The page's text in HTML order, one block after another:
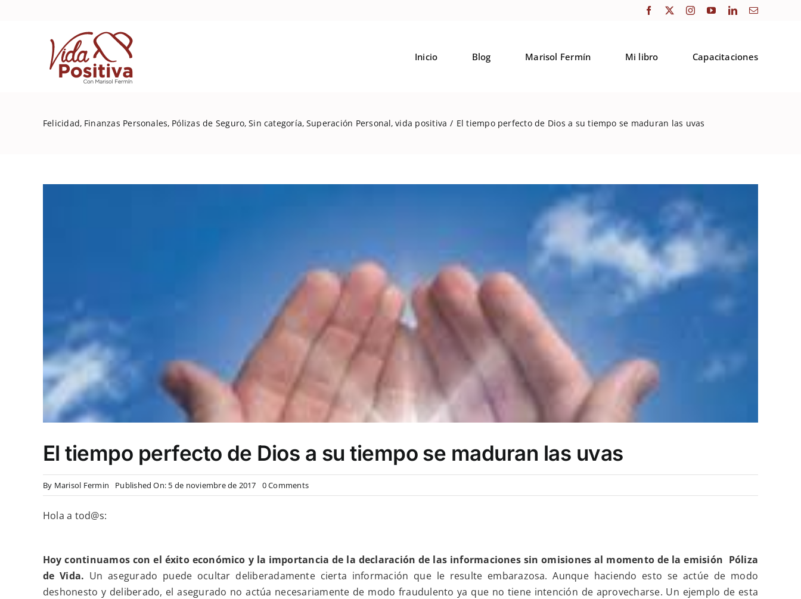
Inicio Blog Marisol Fermín Mi libro Capacitaciones
Felicidad Finanzas Personales Pólizas de Seguro Sin categoría Superación Personal vida positiva El tiempo perfecto de Dios a su tiempo se maduran las uvas
El tiempo perfecto de Dios a su tiempo se maduran las uvas
By Marisol Fermin Published On: 5 de noviembre de 2017 0 Commentson
El
su
tiempo
se
maduran
Hola a tod@s:
Hoy continuamos con el éxito económico y la importancia de la declaración de las informaciones sin omisiones al momento de la emisión Póliza
de Vida. Un asegurado puede ocultar deliberadamente cierta información que le resulte embarazosa. Aunque haciendo esto se actúe de modo
deshonesto y deliberado, el asegurado no actúa necesariamente de modo fraudulento ya que no tiene intención de aprovecharse. Un ejemplo de esta